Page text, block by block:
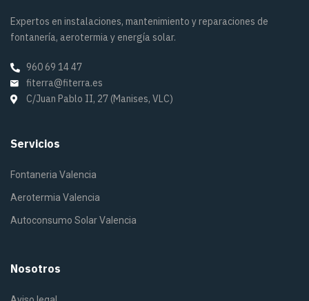
Expertos en instalaciones, mantenimiento y reparaciones de
fontanería, aerotermia y energía solar.
960 69 14 47
fiterra@fiterra.es
C/Juan Pablo II, 27 (Manises, VLC)
Servicios
Fontaneria Valencia
Aerotermia Valencia
Autoconsumo Solar Valencia
Nosotros